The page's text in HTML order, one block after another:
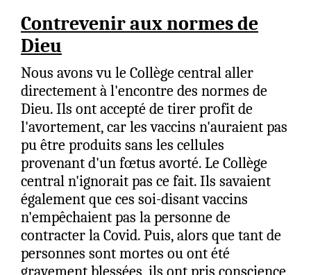
En tant qu'ancien, je n'ai jamais parlé de
ces injections, ni en bien, ni en mal; alors
que le collège central voulaient que l'on
deviennent presque des VRP de Pfizer ou
Moderna, ces labos avides corrompus et
multi-condamnés.
Depuis, j'observe, j'attends de voir si le
collège central fait son mea culpa, donne
des instructions pour répondre à nos
compagnons victimes d'effets secondaires
ne comprenant pas et forcément, le zèle,
l'envie, la foi, la joie ne sont plus présents;
tous sont dans un déni, une omerta alors
Contrevenir aux normes de
Dieu
Nous avons vu le Collège central aller
directement à l'encontre des normes de
Dieu. Ils ont accepté de tirer profit de
l'avortement, car les vaccins n'auraient pas
pu être produits sans les cellules
provenant d'un fœtus avorté. Le Collège
central n'ignorait pas ce fait. Ils savaient
également que ces soi-disant vaccins
n'empêchaient pas la personne de
contracter la Covid. Puis, alors que tant de
personnes sont mortes ou ont été